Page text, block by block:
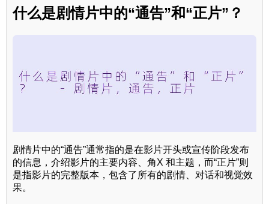
什么是剧情片中的“通告”和“正片”？
剧情片中的“通告”通常指的是在影片开头或宣传阶段发布
的信息，介绍影片的主要内容、角X 和主题，而“正片”则
是指影片的完整版本，包含了所有的剧情、对话和视觉效
果。